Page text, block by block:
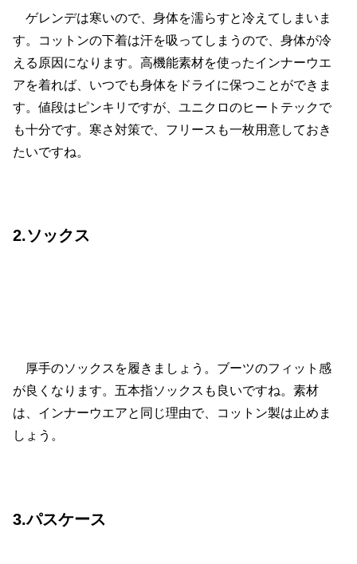
ゲレンデは寒いので、身体を濡らすと冷えてしまいま
す。コットンの下着は汗を吸ってしまうので、身体が冷
える原因になります。高機能素材を使ったインナーウエ
アを着れば、いつでも身体をドライに保つことができま
す。値段はピンキリですが、ユニクロのヒートテックで
も十分です。寒さ対策で、フリースも一枚用意しておき
たいですね。
2.ソックス
厚手のソックスを履きましょう。ブーツのフィット感
が良くなります。五本指ソックスも良いですね。素材
は、インナーウエアと同じ理由で、コットン製は止めま
しょう。
3.パスケース